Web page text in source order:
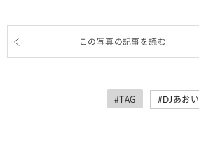
この写真の記事を読む
#TAG DJあおい